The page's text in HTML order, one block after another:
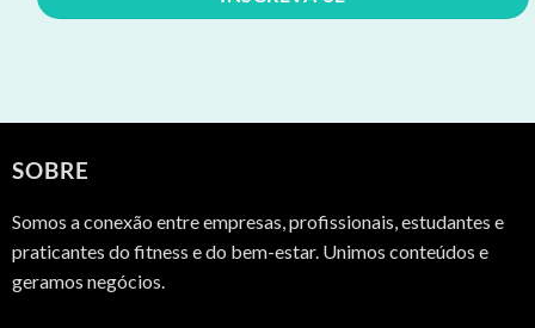
SOBRE
Somos a conexão entre empresas, profissionais, estudantes e
praticantes do fitness e do bem-estar. Unimos conteúdos e
geramos negócios.